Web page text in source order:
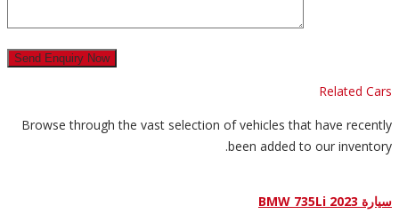
Related Cars
Browse through the vast selection of vehicles that have recently
been added to our inventory.
سيارة BMW 735Li 2023